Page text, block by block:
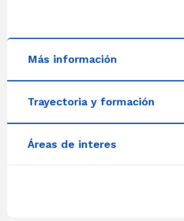
Más información
Trayectoria y formación
Áreas de interes